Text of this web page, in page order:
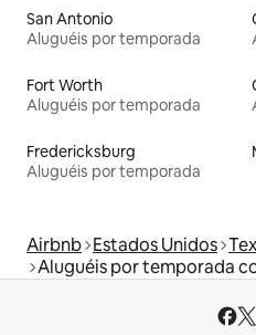
San Antonio
Aluguéis por temporada
Fort Worth
Aluguéis por temporada
Fredericksburg
Aluguéis por temporada
Airbnb Estados Unidos
Aluguéis por temporada